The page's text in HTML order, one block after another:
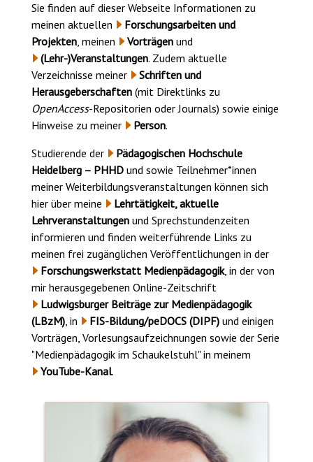
Sie finden auf dieser Webseite Informationen zu
meinen aktuellen
Forschungsarbeiten und
Projekten, meinen Vorträgen und
(Lehr-)Veranstaltungen. Zudem aktuelle
Verzeichnisse meiner
Schriften und
Herausgeberschaften (mit Direktlinks zu
OpenAccess-Repositorien oder Journals) sowie einige
Hinweise zu meiner
Person.
Studierende der
Pädagogischen Hochschule
Heidelberg – PHHD und sowie Teilnehmer*innen
meiner Weiterbildungsveranstaltungen können sich
hier über meine
Lehrtätigkeit, aktuelle
Lehrveranstaltungen und Sprechstundenzeiten
informieren und finden weiterführende Links zu
meinen frei zugänglichen Veröffentlichungen in der
Forschungswerkstatt Medienpädagogik, in der von
mir herausgegebenen Online-Zeitschrift
Ludwigsburger Beiträge zur Medienpädagogik
(LBzM), in FIS-Bildung/peDOCS (DIPF) und einigen
Vorträgen, Vorlesungsaufzeichnungen sowie der Serie
"Medienpädagogik im Schaukelstuhl" in meinem
YouTube-Kanal.